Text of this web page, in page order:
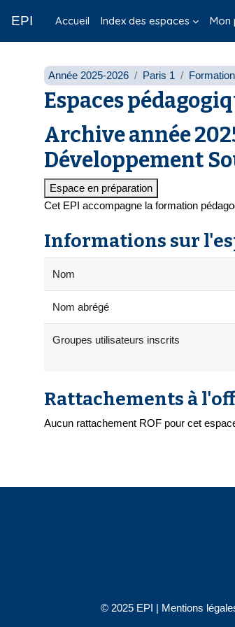
EPI Accueil Index des espaces Mon
Année 2025-2026 Paris 1
Espaces
Archive année
Développement
Espace en préparation
Cet EPI accompagne la formation
Informations sur
Nom
Nom abrégé
Groupes utilisateurs inscrits
Rattachements à
Aucun rattachement ROF pour cet
© 2025 EPI | Mentions